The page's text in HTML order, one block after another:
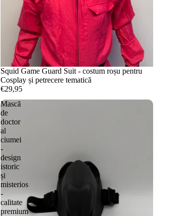
Squid Game Guard Suit - costum roșu pentru
Cosplay și petrecere tematică
€29,95
Mască
de
doctor
al
ciumei
-
design
istoric
și
misterios
-
calitate
premium